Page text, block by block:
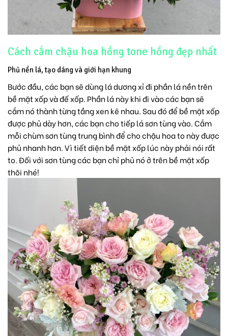
Cách cắm chậu hoa hồng tone hồng đẹp nhất
Phủ nền lá, tạo dáng và giới hạn khung
Bước đầu, các bạn sẽ dùng lá dương xỉ đi phần lá nền trên
bề mặt xốp và đế xốp. Phần lá này khi đi vào các bạn sẽ
cắm nó thành từng tầng xen kẽ nhau. Sau đó để bề mặt xốp
được phủ dày hơn, các bạn cho tiếp lá sơn tùng vào. Cắm
mỗi chùm sơn tùng trung bình để cho chậu hoa to này được
phủ nhanh hơn. Vì tiết diện bề mặt xốp lúc này phải nói rất
to. Đối với sơn tùng các bạn chỉ phủ nó ở trên bề mặt xốp
thôi nhé!